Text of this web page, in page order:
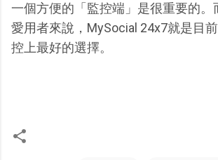
一個方便的「監控端」是很重要的。
愛用者來說，MySocial 24x7就是目
控上最好的選擇。